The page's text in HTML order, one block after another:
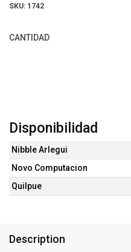
SKU: 1742
CANTIDAD
Disponibilidad
Nibble Arlegui
Novo Computacion
Quilpue
Description